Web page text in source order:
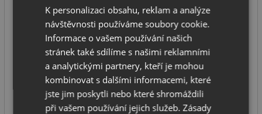
spodní skříňka od: 600 mm
rozměr dřezu: 598 x 530 mm
hloubka dřezu: 190 mm
typ montáže: na desku
SKLADEM
15 021 Kč
K personalizaci obsahu, reklam a analýze
návštěvnosti používáme soubory cookie.
Informace o vašem používání našich
stránek také sdílíme s našimi reklamními
a analytickými partnery, kteří je mohou
kombinovat s dalšími informacemi, které
jste jim poskytli nebo které shromáždili
při vašem používání jejich služeb.Zásady